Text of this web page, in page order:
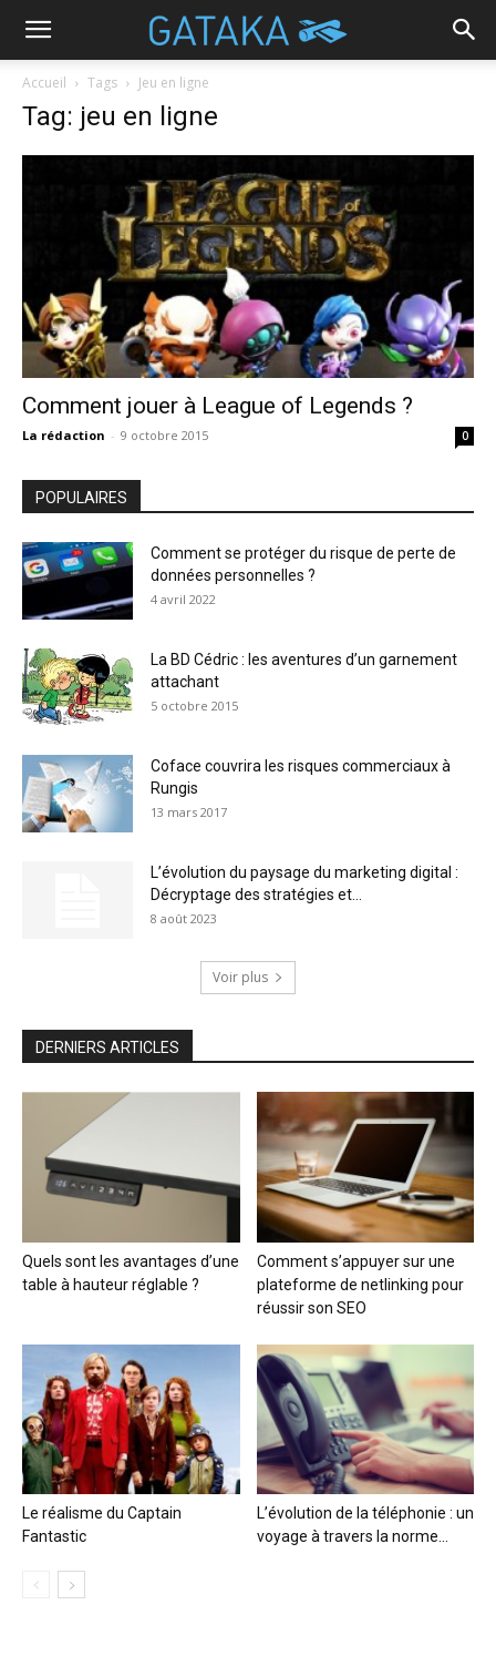
Accueil Tags Jeu en ligne
Tag: jeu en ligne
Comment jouer à League of Legends ?
La rédaction - 9 octobre 2015 0
POPULAIRES
Comment se protéger du risque de perte de
données personnelles ?
4 avril 2022
La BD Cédric : les aventures d’un garnement
attachant
5 octobre 2015
Coface couvrira les risques commerciaux à
Rungis
13 mars 2017
L’évolution du paysage du marketing digital :
Décryptage des stratégies et...
8 août 2023
Voir plus
DERNIERS ARTICLES
Quels sont les avantages d’une
table à hauteur réglable ?
Comment s’appuyer sur une
plateforme de netlinking pour
réussir son SEO
Le réalisme du Captain
Fantastic
L’évolution de la téléphonie : un
voyage à travers la norme...